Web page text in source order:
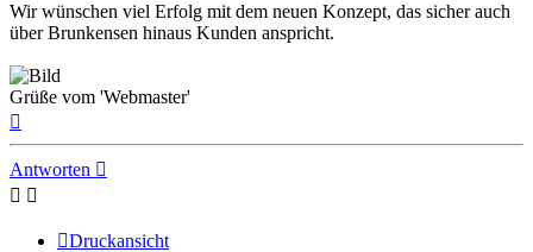
Wir wünschen viel Erfolg mit dem neuen Konzept, das sicher auch
über Brunkensen hinaus Kunden anspricht.
Grüße vom 'Webmaster'
Antworten
Druckansicht